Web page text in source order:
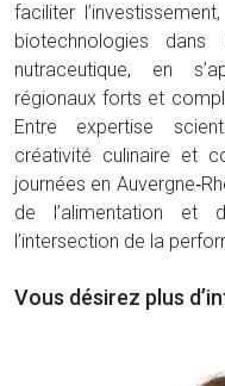
faciliter
biotechnologies
nutraceutique, en
régionaux forts et
Entre expertise
créativité culinaire et
journées en
de l’alimentation et
l’intersection de la
Vous désirez plus